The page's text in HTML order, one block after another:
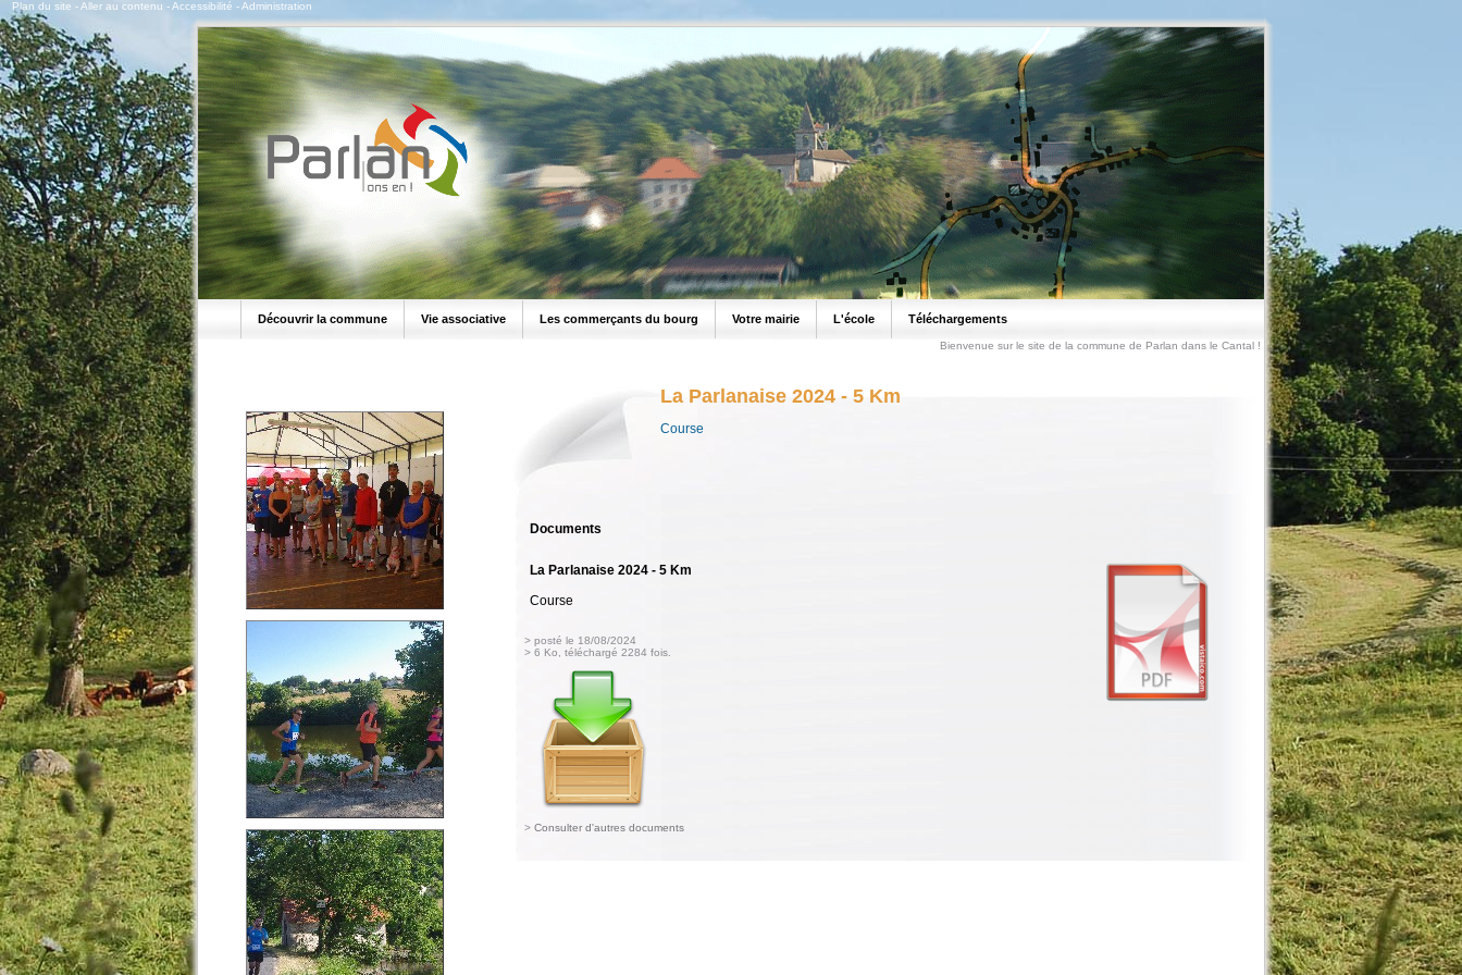
Plan du site -Aller au contenu -Accessibilité -Administration
Découvrir la commune Vie associative Les commerçants du bourg Votre mairie L'école Téléchargements
Bienvenue sur le site de la commune de Parlan dans le Cantal !
La Parlanaise 2024 - 5 Km
Course
Documents
La Parlanaise 2024 - 5 Km
Course
> posté le 18/08/2024
> 6 Ko, téléchargé 2284 fois.
> Consulter d'autres documents